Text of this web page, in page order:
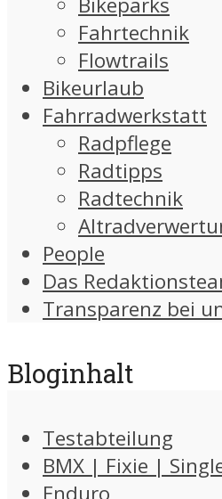
Fahrtechnik
Flowtrails
Bikeurlaub
Fahrradwerkstatt
Radpflege
Radtipps
Radtechnik
People
Das
Transparenz bei
Bloginhalt
Testabteilung
BMX | Fixie |